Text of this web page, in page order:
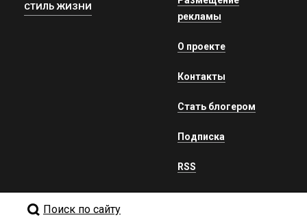
СТИЛЬ ЖИЗНИ
рекламы
О проекте
Контакты
Стать блогером
Подписка
RSS
Поиск по сайту